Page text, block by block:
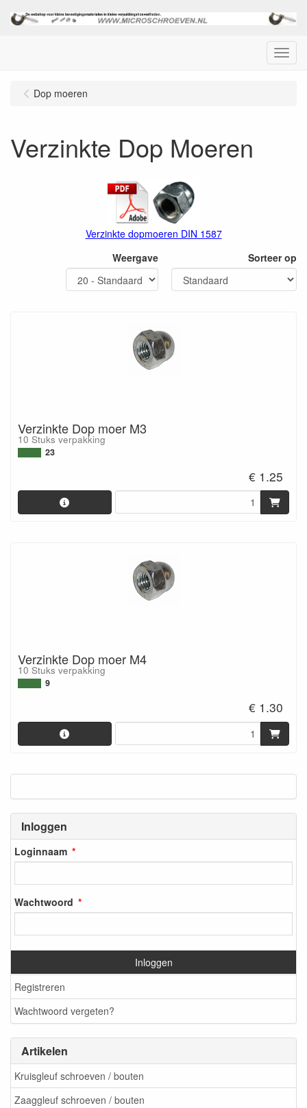
Menu
Inloggen
Loginnaam
Wachtwoord
Inloggen
Registreren
Wachtwoord vergeten?
Artikelen
Kruisgleuf schroeven / bouten
Zaaggleuf schroeven / bouten
Dop moeren
Verzinkte Dop Moeren
Verzinkte dopmoeren DIN 1587
Weergave
Sorteer op
Verzinkte Dop moer M3
10 Stuks verpakking
23
€ 1.25
Verzinkte Dop moer M4
10 Stuks verpakking
9
€ 1.30